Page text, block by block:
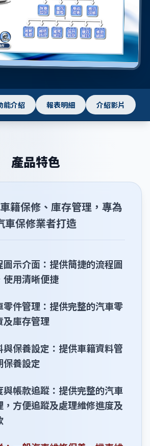
能介紹 報表明細 介紹影片
產品特色
籍保修、庫存管理，專為
車保修業者打造
圖示介面：提供簡捷的流程圖
使用清晰便捷
零件管理：提供完整的汽車零
及庫存管理
與保養設定：提供車籍資料管
保養設定
與帳款追蹤：提供完整的汽車
，方便追蹤及處理維修進度及